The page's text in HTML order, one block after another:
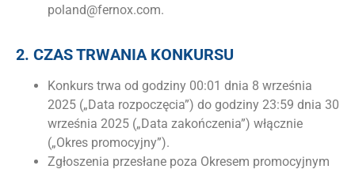
poland@fernox.com.
2. CZAS TRWANIA KONKURSU
Konkurs trwa od godziny 00:01 dnia 8 września
2025 („Data rozpoczęcia”) do godziny 23:59 dnia 30
września 2025 („Data zakończenia”) włącznie
(„Okres promocyjny”).
Zgłoszenia przesłane poza Okresem promocyjnym